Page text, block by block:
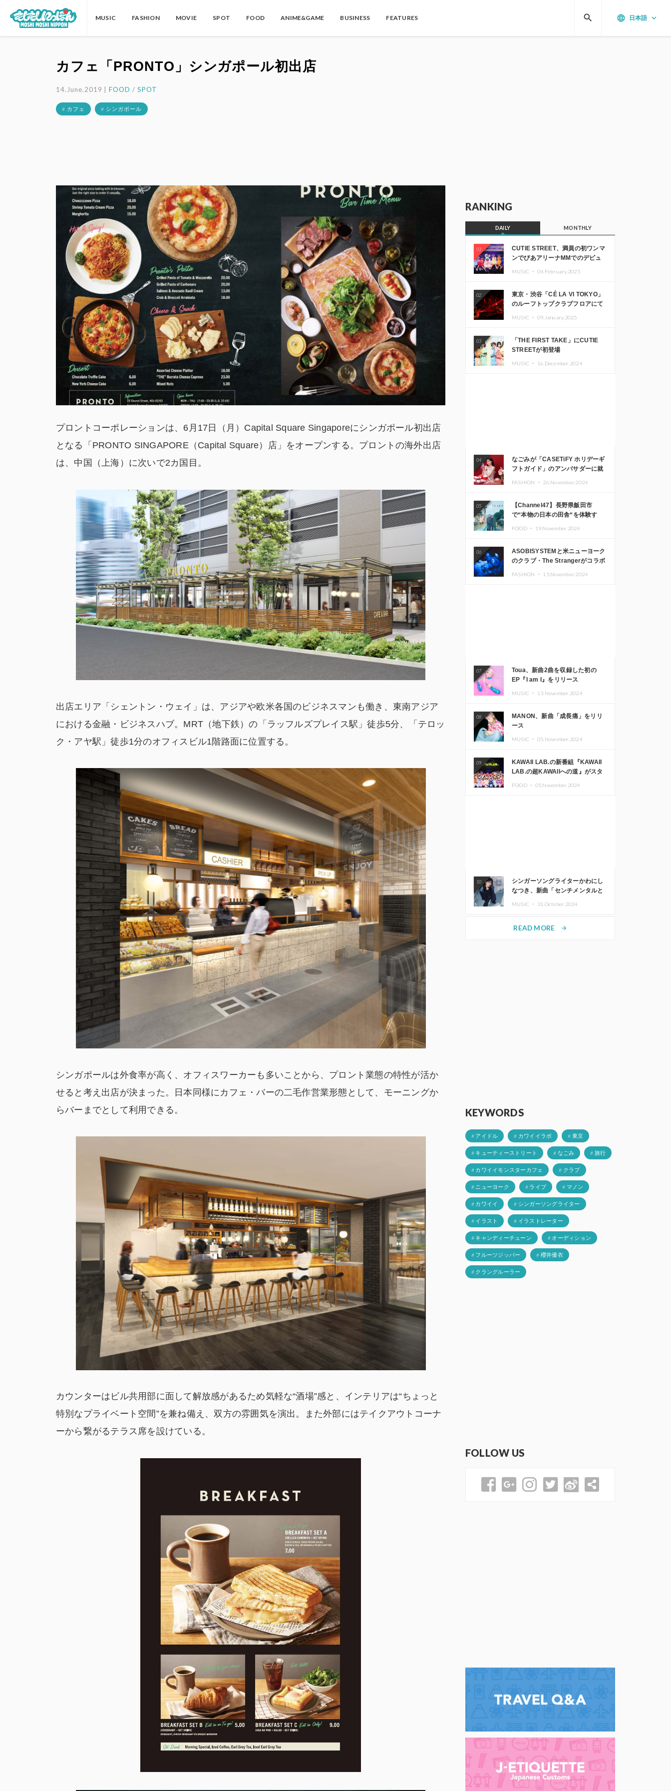
MUSIC FASHION MOVIE SPOT FOOD ANIME&GAME BUSINESS FEATURES language 日本語 keyboard_arrow_down
search
カフェ「PRONTO」シンガポール初出店
14.June.2019 |FOOD /SPOT
# カフェ # シンガポール
プロントコーポレーションは、6月17日（月）Capital Square Singaporeにシンガポール初出店
となる「PRONTO SINGAPORE（Capital Square）店」をオープンする。プロントの海外出店
は、中国（上海）に次いで2カ国目。
出店エリア「シェントン・ウェイ」は、アジアや欧米各国のビジネスマンも働き、東南アジア
における金融・ビジネスハブ。MRT（地下鉄）の「ラッフルズプレイス駅」徒歩5分、「テロッ
ク・アヤ駅」徒歩1分のオフィスビル1階路面に位置する。
シンガポールは外食率が高く、オフィスワーカーも多いことから、プロント業態の特性が活か
せると考え出店が決まった。日本同様にカフェ・バーの二毛作営業形態として、モーニングか
らバーまでとして利用できる。
カウンターはビル共用部に面して解放感があるため気軽な“酒場”感と、インテリアは“ちょっと
特別なプライベート空間”を兼ね備え、双方の雰囲気を演出。また外部にはテイクアウトコーナ
ーから繋がるテラス席を設けている。
RANKING
DAILY MONTHLY
01
CUTIE STREET、満員の初ワンマ
ンでぴあアリーナMMでのデビュ
MUSIC ・ 04.February.2025
02
東京・渋谷「CÉ LA VI TOKYO」
のルーフトップクラブフロアにて
Kza（FORCE OF NATURE）ら日
本を代表するDJ・クリエイターが
出演
MUSIC ・ 09.January.2025
03
「THE FIRST TAKE」にCUTIE
STREETが初登場
MUSIC ・ 16.December.2024
04
なごみが「CASETiFY ホリデーギ
フトガイド」のアンバサダーに就
FASHION ・ 26.November.2024
05
【Channel47】長野県飯田市
で“本物の日本の田舎“を体験す
FOOD ・ 19.November.2024
06
ASOBISYSTEMと米ニューヨーク
のクラブ・The Strangerがコラボ
FASHION ・ 15.November.2024
07
Toua、新曲2曲を収録した初の
EP『I am I』をリリース
MUSIC ・ 13.November.2024
08
MANON、新曲「成長痛」をリリ
ース
MUSIC ・ 05.November.2024
09
KAWAII LAB.の新番組『KAWAII
LAB.の超KAWAIIへの道』がスタ
FOOD ・ 05.November.2024
10
シンガーソングライターかわにし
なつき、新曲「センチメンタルと
MUSIC ・ 31.October.2024
READ MORE arrow_forward
KEYWORDS
# アイドル # カワイイラボ # 東京
# キューティーストリート # なごみ # 旅行
# カワイイモンスターカフェ # クラブ
# ニューヨーク # ライブ # マノン
# カワイイ # シンガーソングライター
# イラスト # イラストレーター
# キャンディーチューン # オーディション
# フルーツジッパー # 櫻井優衣
# クラングルーラー
FOLLOW US